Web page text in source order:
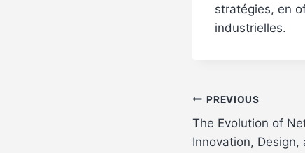
stratégies, en
industrielles.
Post
navigation
PREVIOUS
The Evolution of
Innovation,